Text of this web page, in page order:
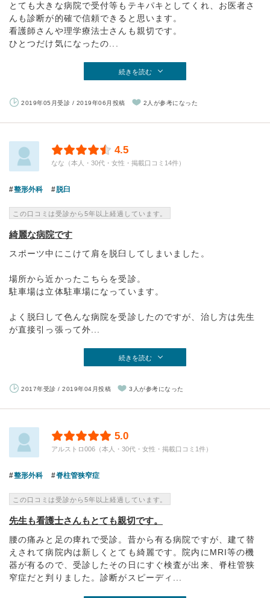
とても大きな病院で受付等もテキパキとしてくれ、お医者さ
んも診断が的確で信頼できると思います。
看護師さんや理学療法士さんも親切です。
ひとつだけ気になったの...
続きを読む
2019年05月受診 / 2019年06月投稿 2人が参考になった
4.5
なな（本人・30代・女性・掲載口コミ14件）
整形外科 脱臼
この口コミは受診から5年以上経過しています。
綺麗な病院です
スポーツ中にこけて肩を脱臼してしまいました。
場所から近かったこちらを受診。
駐車場は立体駐車場になっています。
よく脱臼して色んな病院を受診したのですが、治し方は先生
が直接引っ張って外...
続きを読む
2017年受診 / 2019年04月投稿 3人が参考になった
5.0
アルストロ006（本人・30代・女性・掲載口コミ1件）
整形外科 脊柱管狭窄症
この口コミは受診から5年以上経過しています。
先生も看護士さんもとても親切です。
腰の痛みと足の痺れで受診。昔から有る病院ですが、建て替
えされて病院内は新しくとても綺麗です。院内にMRI等の機
器が有るので、受診したその日にすぐ検査が出来、脊柱管狭
窄症だと判りました。診断がスピーディ...